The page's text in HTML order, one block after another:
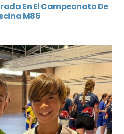
En El Campeonato De
M86